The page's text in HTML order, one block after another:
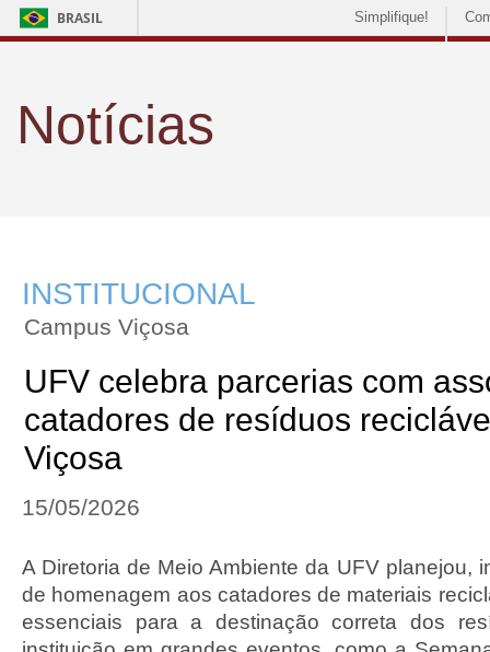
BRASIL Simplifique!
Notícias
INSTITUCIONAL
Campus Viçosa
UFV celebra parcerias com
catadores de resíduos
Viçosa
15/05/2026
A Diretoria de Meio Ambiente da UFV planejou,
de homenagem aos catadores de materiais
essenciais para a destinação correta dos